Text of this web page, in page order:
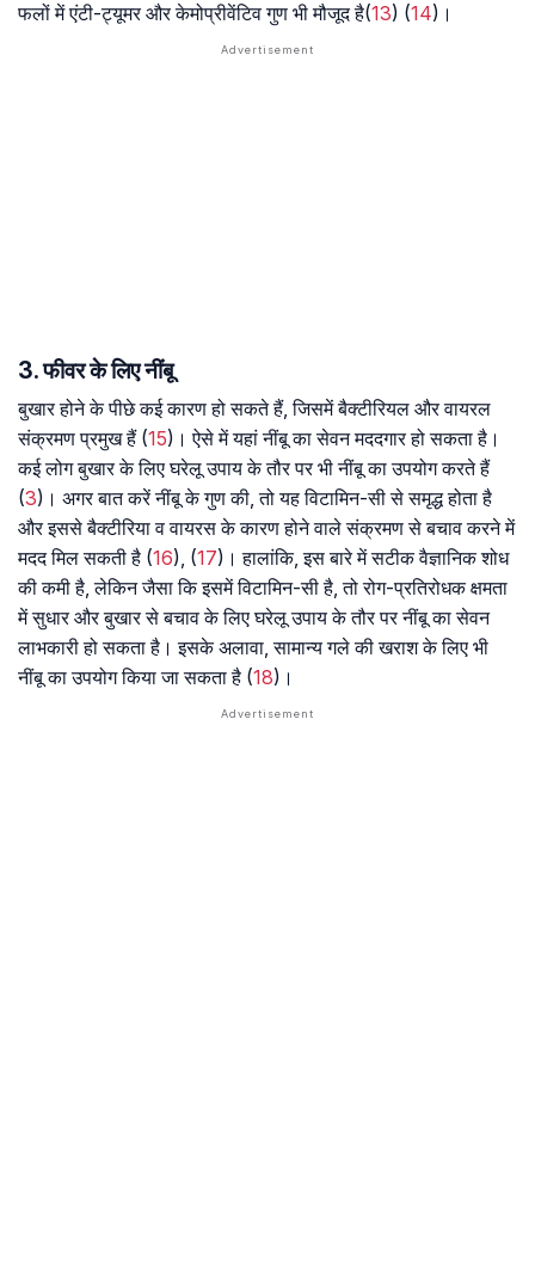
फलों में एंटी-ट्यूमर और केमोप्रीवेंटिव गुण भी मौजूद है(13) (14)।
3. फीवर के लिए नींबू
बुखार होने के पीछे कई कारण हो सकते हैं, जिसमें बैक्टीरियल और वायरल
संक्रमण प्रमुख हैं (15)। ऐसे में यहां नींबू का सेवन मददगार हो सकता है।
कई लोग बुखार के लिए घरेलू उपाय के तौर पर भी नींबू का उपयोग करते हैं
(3)। अगर बात करें नींबू के गुण की, तो यह विटामिन-सी से समृद्ध होता है
और इससे बैक्टीरिया व वायरस के कारण होने वाले संक्रमण से बचाव करने में
मदद मिल सकती है (16), (17)। हालांकि, इस बारे में सटीक वैज्ञानिक शोध
की कमी है, लेकिन जैसा कि इसमें विटामिन-सी है, तो रोग-प्रतिरोधक क्षमता
में सुधार और बुखार से बचाव के लिए घरेलू उपाय के तौर पर नींबू का सेवन
लाभकारी हो सकता है। इसके अलावा, सामान्य गले की खराश के लिए भी
नींबू का उपयोग किया जा सकता है (18)।